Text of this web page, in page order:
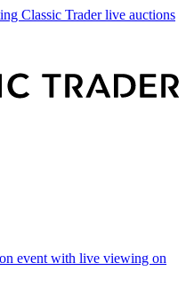
Classic Trader live auctions
event with live viewing on